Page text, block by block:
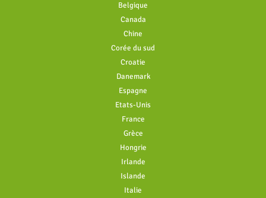
Belgique
Canada
Chine
Corée du sud
Croatie
Danemark
Espagne
Etats-Unis
France
Grèce
Hongrie
Irlande
Islande
Italie